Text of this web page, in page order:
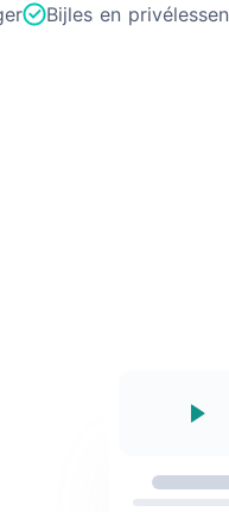
Bijles en privélessen